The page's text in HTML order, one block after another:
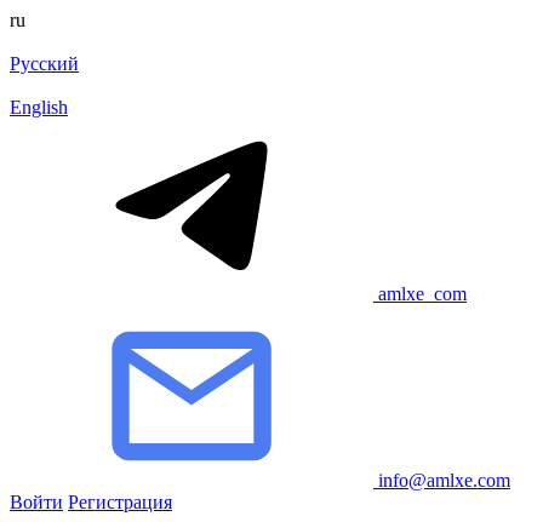
ru
Русский
English
amlxe_com
info@amlxe.com
Войти Регистрация